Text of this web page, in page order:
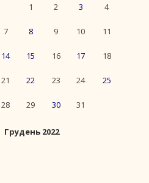
Грудень 2022
1 2 3 4
7 8 9 10 11
14 15 16 17 18
21 22 23 24 25
28 29 30 31